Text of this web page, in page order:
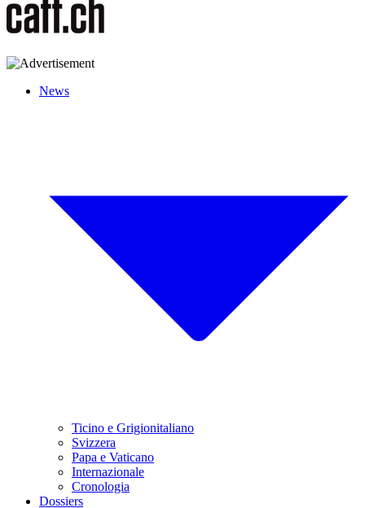
News
Ticino e Grigionitaliano
Svizzera
Papa e Vaticano
Internazionale
Cronologia
Dossiers